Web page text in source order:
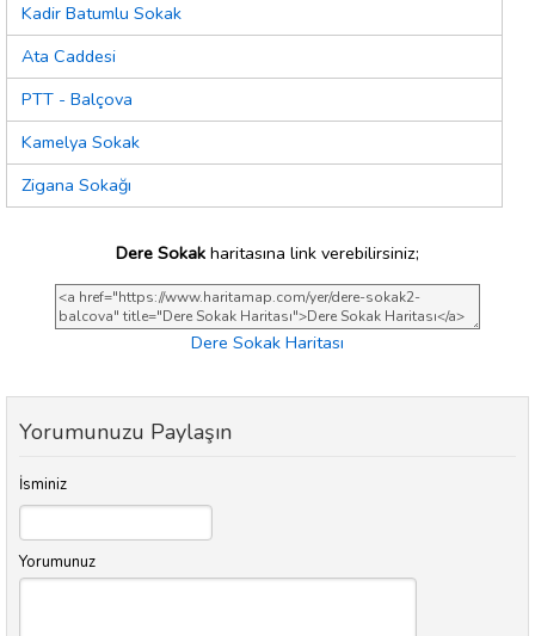
Kadir Batumlu Sokak
Ata Caddesi
PTT - Balçova
Kamelya Sokak
Zigana Sokağı
Dere Sokak haritasına link verebilirsiniz;
Dere Sokak Haritası
Yorumunuzu Paylaşın
İsminiz
Yorumunuz